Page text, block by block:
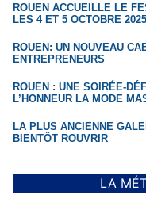
ROUEN ACCUEILLE LE
LES 4 ET 5 OCTOBRE 2025
ROUEN: UN NOUVEAU
ENTREPRENEURS
ROUEN : UNE SOIRÉE-
L’HONNEUR LA MODE
LA PLUS ANCIENNE
BIENTÔT ROUVRIR
LA